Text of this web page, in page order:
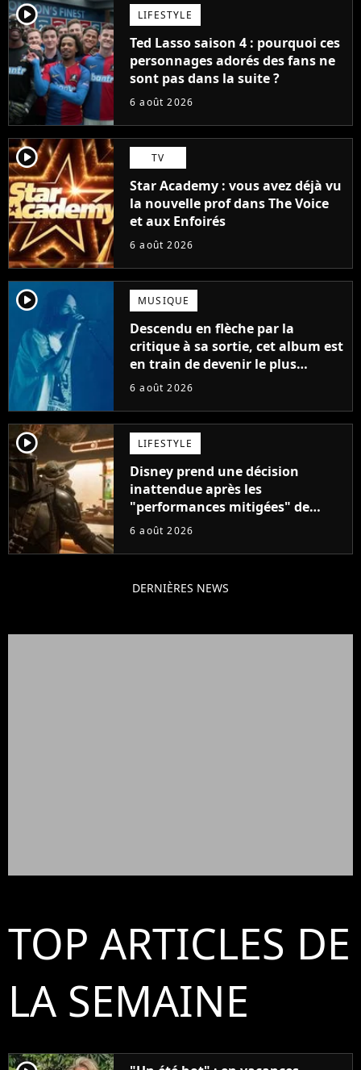
player2 LIFESTYLE
Ted Lasso saison 4 : pourquoi ces
personnages adorés des fans ne
sont pas dans la suite ?
6 août 2026
player2 TV
Star Academy : vous avez déjà vu
la nouvelle prof dans The Voice
et aux Enfoirés
6 août 2026
player2 MUSIQUE
Descendu en flèche par la
critique à sa sortie, cet album est
en train de devenir le plus
populaire de son auteur
6 août 2026
player2 LIFESTYLE
Disney prend une décision
inattendue après les
"performances mitigées" de
Vaiana et The Mandalorian &
6 août 2026
DERNIÈRES NEWS
TOP ARTICLES DE
LA SEMAINE